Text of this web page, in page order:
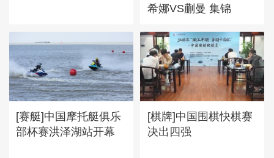
希娜VS蒯曼 集锦
[赛艇]中国摩托艇俱乐
部杯赛洪泽湖站开幕
[棋牌]中国围棋快棋赛
决出四强